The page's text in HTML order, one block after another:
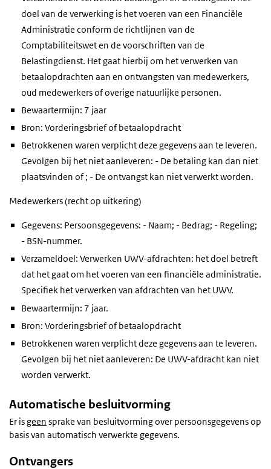
doel van de verwerking is het voeren van een Financiële
Administratie conform de richtlijnen van de
Comptabiliteitswet en de voorschriften van de
Belastingdienst. Het gaat hierbij om het verwerken van
betaalopdrachten aan en ontvangsten van medewerkers,
oud medewerkers of overige natuurlijke personen.
Bewaartermijn: 7 jaar
Bron: Vorderingsbrief of betaalopdracht
Betrokkenen waren verplicht deze gegevens aan te leveren.
Gevolgen bij het niet aanleveren: - De betaling kan dan niet
plaatsvinden of ; - De ontvangst kan niet verwerkt worden.
Medewerkers (recht op uitkering)
Gegevens: Persoonsgegevens: - Naam; - Bedrag; - Regeling;
- BSN-nummer.
Verzameldoel: Verwerken UWV-afdrachten: het doel betreft
dat het gaat om het voeren van een financiële administratie.
Specifiek het verwerken van afdrachten van het UWV.
Bewaartermijn: 7 jaar.
Bron: Vorderingsbrief of betaalopdracht
Betrokkenen waren verplicht deze gegevens aan te leveren.
Gevolgen bij het niet aanleveren: De UWV-afdracht kan niet
worden verwerkt.
Automatische besluitvorming
Er isgeen sprake van besluitvorming over persoonsgegevens op
basis van automatisch verwerkte gegevens.
Ontvangers